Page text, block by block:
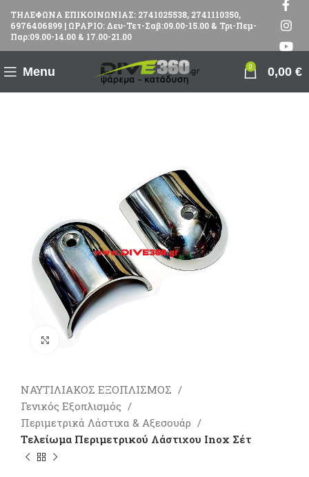
ΤΗΛΕΦΩΝΑ ΕΠΙΚΟΙΝΩΝΙΑΣ: 2741025538, 2741110350,
6976406899 | ΩΡΑΡΙΟ: Δευ-Τετ-Σαβ:09.00-15.00 & Τρι-Πεμ-
Παρ:09.00-14.00 & 17.00-21.00
Menu 0 0,00 €
Πατήστε για μεγέθυνση
ΝΑΥΤΙΛΙΑΚΟΣ ΕΞΟΠΛΙΣΜΟΣ
Γενικός Εξοπλισμός
Περιμετρικά Λάστιχα & Αξεσουάρ
Τελείωμα Περιμετρικού Λάστιχου Inox Σέτ